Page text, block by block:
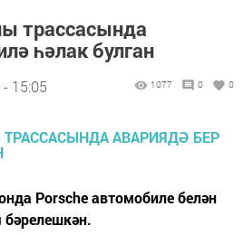
трассасында
һәлак булган
15:05 1077 0 0
Porsche автомобиле белән